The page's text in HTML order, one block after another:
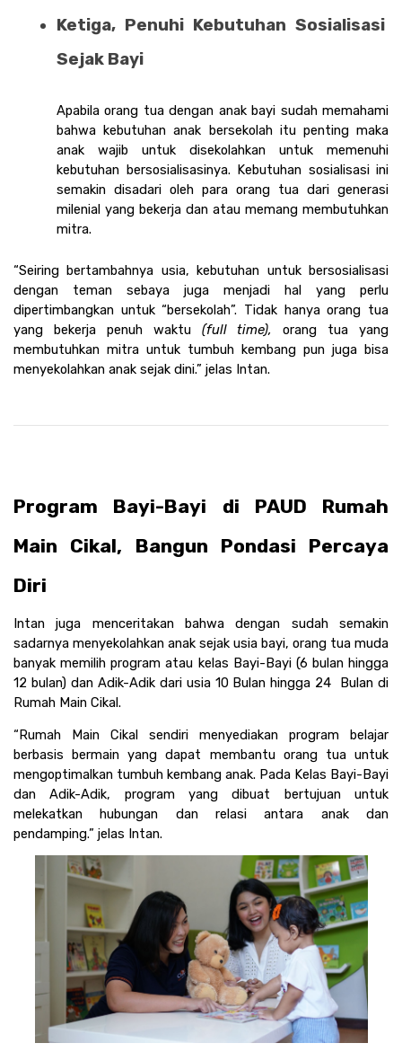
Ketiga, Penuhi Kebutuhan Sosialisasi
Sejak Bayi
Apabila orang tua dengan anak bayi sudah memahami
bahwa kebutuhan anak bersekolah itu penting maka
anak wajib untuk disekolahkan untuk memenuhi
kebutuhan bersosialisasinya. Kebutuhan sosialisasi ini
semakin disadari oleh para orang tua dari generasi
milenial yang bekerja dan atau memang membutuhkan
mitra.
“Seiring bertambahnya usia, kebutuhan untuk bersosialisasi
dengan teman sebaya juga menjadi hal yang perlu
dipertimbangkan untuk “bersekolah”. Tidak hanya orang tua
yang bekerja penuh waktu (full time),
orang tua yang
membutuhkan mitra untuk tumbuh kembang pun juga bisa
menyekolahkan anak sejak dini.” jelas Intan.
Program Bayi-Bayi di PAUD Rumah
Main Cikal, Bangun Pondasi Percaya
Diri
Intan juga menceritakan bahwa dengan sudah semakin
sadarnya menyekolahkan anak sejak usia bayi, orang tua muda
banyak memilih program atau kelas Bayi-Bayi (6 bulan hingga
12 bulan) dan Adik-Adik dari usia 10 Bulan hingga 24  Bulan di
Rumah Main Cikal.
“Rumah Main Cikal sendiri menyediakan program belajar
berbasis bermain yang dapat membantu orang tua untuk
mengoptimalkan tumbuh kembang anak. Pada Kelas Bayi-Bayi
dan Adik-Adik, program yang dibuat bertujuan untuk
melekatkan hubungan dan relasi antara anak dan
pendamping.” jelas Intan.